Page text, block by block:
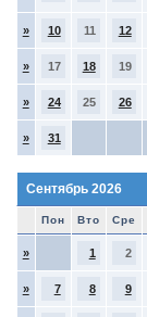
» 10 11 12
» 17 18 19
» 24 25 26
» 31
Сентябрь 2026
Пон Вто Сре
» 1 2
» 7 8 9